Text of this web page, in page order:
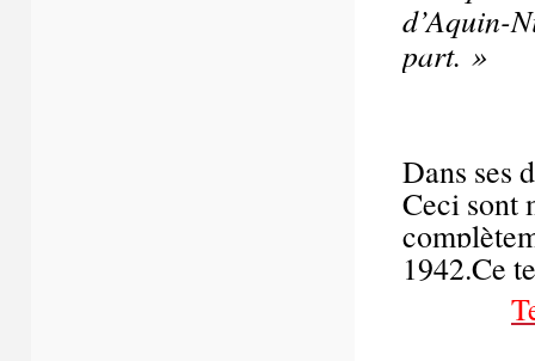
d’Aquin-
part. »
Dans ses
Ceci sont
1942.Ce